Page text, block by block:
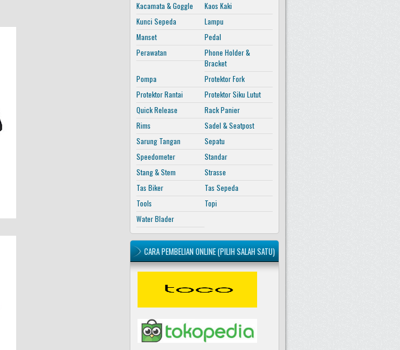
Kacamata & Goggle
Kaos Kaki
Kunci Sepeda
Lampu
Manset
Pedal
Perawatan
Phone Holder &
Bracket
Pompa
Protektor Fork
Protektor Rantai
Protektor Siku Lutut
Quick Release
Rack Panier
Rims
Sadel & Seatpost
Sarung Tangan
Sepatu
Speedometer
Standar
Stang & Stem
Strasse
Tas Biker
Tas Sepeda
Tools
Topi
Water Blader
CARA PEMBELIAN ONLINE (PILIH SALAH SATU)